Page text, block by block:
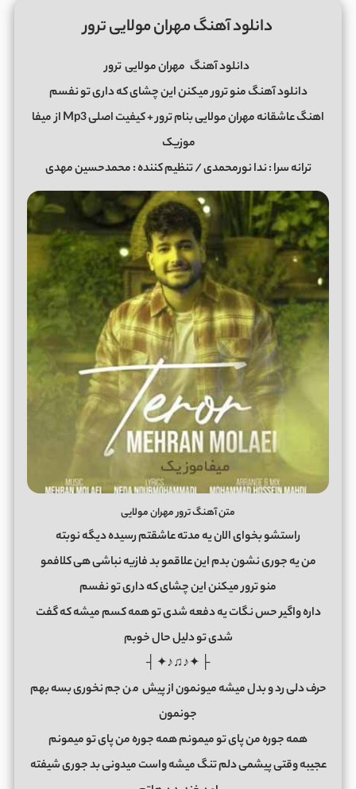
دانلود آهنگ مهران مولایی ترور
دانلود آهنگ مهران مولاییترور
دانلود آهنگ منو ترور میکنن این چشای که داری تو نفسم
اهنگ عاشقانه مهران مولایی بنام ترور + کیفیت اصلی Mp3 از
میفا
موزیک
ترانه سرا : ندا نورمحمدی / تنظیم کننده : محمدحسین مهدی
متن آهنگ ترور مهران مولایی
راستشو بخوای الان یه مدته عاشقتم رسیده دیگه نوبته
من یه جوری نشون بدم این علاقمو بد فازیه نباشی هی کلافمو
منو ترور میکنن این چشای که داری تو نفسم
داره واگیر حس نگات یه دفعه شدی تو همه کسم میشه که گفت
شدی تو دلیل حال خوبم
├ ✦♪♫♪✦ ┤
حرف دلی رد و بدل میشه میونمون از پیش من جم نخوری بسه بهم
جونمون
همه جوره من پای تو میمونم همه جوره من پای تو میمونم
عجیبه وقتی پیشمی دلم تنگ میشه واست میدونی بد جوری شیفته